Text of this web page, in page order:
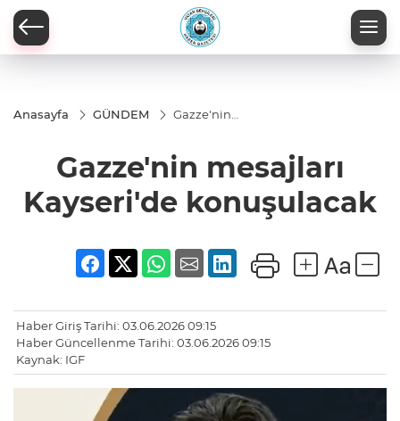
Anasayfa GÜNDEM
Gazze'nin
konuşulacak
Gazze'nin mesajları
Kayseri'de konuşulacak
Haber Giriş Tarihi: 03.06.2026 09:15
Haber Güncellenme Tarihi: 03.06.2026 09:15
Kaynak: IGF